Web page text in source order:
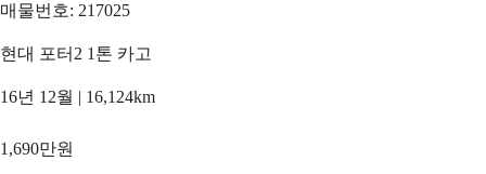
매물번호: 217025
현대 포터2 1톤 카고
16년 12월 | 16,124km
1,690만원